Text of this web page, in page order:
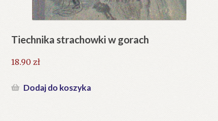
Tiechnika strachowki w gorach
18.90 zł
Dodaj do koszyka